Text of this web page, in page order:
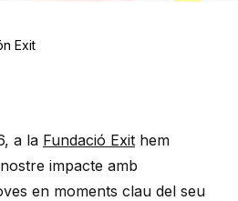
Exit
a la Fundació Exit hem
impacte amb
en moments clau del seu